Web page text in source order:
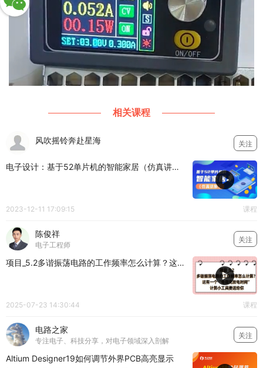
相关课程
风吹摇铃奔赴星海 关注
电子设计：基于52单片机的智能家居（仿真讲解）
2023-12-11 17:09:15 课程
陈俊祥
电子工程师
关注
项目_5.2多谐振荡电路的工作频率怎么计算？这有一个“电容充放电时间”计算小工具要送给你
2025-07-23 14:30:44 课程
电路之家
专注电子、科技分享，对电子领域深入剖解
关注
Altium Designer19如何调节外界PCB高亮显示